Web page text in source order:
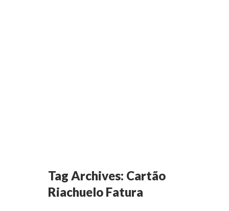
Tag Archives: Cartão
Riachuelo Fatura